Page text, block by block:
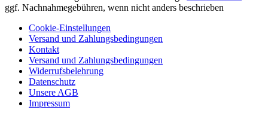
ggf. Nachnahmegebühren, wenn nicht anders beschrieben
Cookie-Einstellungen
Versand und Zahlungsbedingungen
Kontakt
Versand und Zahlungsbedingungen
Widerrufsbelehrung
Datenschutz
Unsere AGB
Impressum